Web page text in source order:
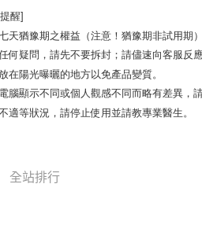
醒]
天猶豫期之權益（注意！猶豫期非試用期
何疑問，請先不要拆封；請儘速向客服反
在陽光曝曬的地方以免產品變質。
腦顯示不同或個人觀感不同而略有差異，
適等狀況，請停止使用並請教專業醫生。
全站排行